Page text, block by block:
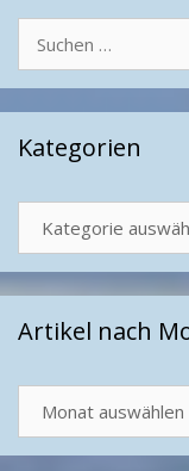
nach:
Kategorien
Artikel nach
nach
Monat